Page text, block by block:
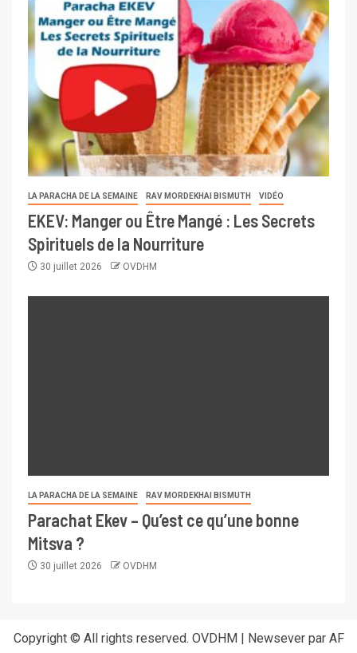
LA PARACHA DE LA SEMAINE RAV MORDEKHAI BISMUTH VIDÉO
EKEV: Manger ou Être Mangé : Les Secrets
Spirituels de la Nourriture
30 juillet 2026 OVDHM
LA PARACHA DE LA SEMAINE RAV MORDEKHAI BISMUTH
Parachat Ekev – Qu’est ce qu’une bonne
Mitsva ?
30 juillet 2026 OVDHM
Copyright © All rights reserved. OVDHM | Newseverpar AF